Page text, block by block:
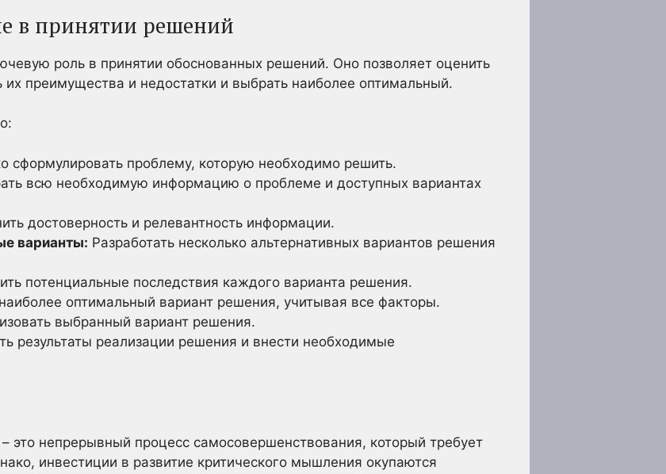
в принятии решений
роль в принятии обоснованных решений. Оно позволяет оценить
их преимущества и недостатки и выбрать наиболее оптимальный.
сформулировать проблему, которую необходимо решить.
всю необходимую информацию о проблеме и доступных вариантах
достоверность и релевантность информации.
варианты: Разработать несколько альтернативных вариантов решения
потенциальные последствия каждого варианта решения.
оптимальный вариант решения, учитывая все факторы.
выбранный вариант решения.
результаты реализации решения и внести необходимые
это непрерывный процесс самосовершенствования, который требует
инвестиции в развитие критического мышления окупаются